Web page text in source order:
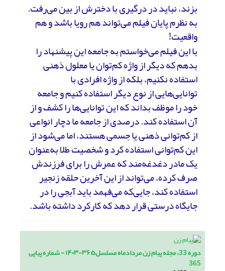
بزند، نباید در درگیری با دخترش از بین می‌رفت.
به نظرم پایان فیلم می‌تواند هم رویا باشد و هم
واقعیت!
با این فیلم می‌خواستم به جامعه‌ این پیشنهاد را
بدهم که دیگر از واژه کم‌توان یا معلول ذهنی
استفاده نکنیم، بلکه از واژه افرادی با
توانایی‌هایی از نوع دیگر استفاده کنیم و جامعه
خود را موظف بداند که این توانایی‌ها را کشف و از
آن استفاده کند. درصدی از جامعه ما دچار انواعی
از کم‌توانی‌ ذهنی یا جسمی هستند، اما می‌شود از
این کم‌توانی‌ استفاده کرد و شخصیت طلا به‌عنوان
یک مادر دغدغه‌مند که عمرش را برای فرزندش
صرف کرده، می‌تواند از این آخرین حلقه زنجیر
استفاده کند، جایی‌که می‌فهمد باید آبجی را در
جایگاه درستی قرار دهد که کارکرد داشته باشد.
دوره 33، مجله پیام زن مردادماه مسلسل۳۶۵-۱۴۰۳ - شماره پیاپی
365